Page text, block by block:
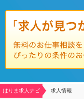
はりま求人ナビ 求人情報